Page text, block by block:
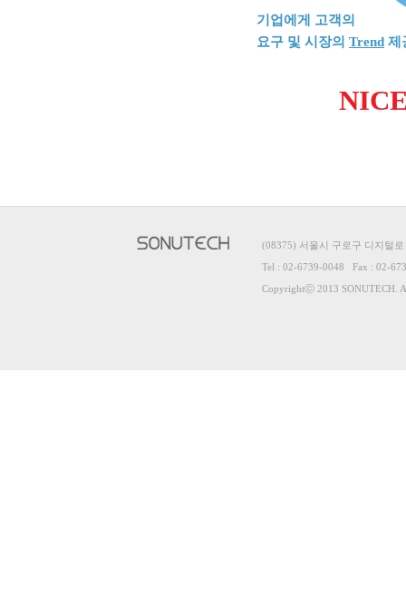
기업에게 고객의
요구 및 시장의 Trend 제
(08375) 서울시 구로구 디지털
Tel : 02-6739-0048 Fax : 02-
Copyrightⓒ 2013 SONUTECH.